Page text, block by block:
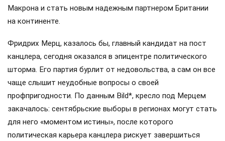
Макрона и стать новым надежным партнером Британии
на континенте.
Фридрих Мерц, казалось бы, главный кандидат на пост
канцлера, сегодня оказался в эпицентре политического
шторма. Его партия бурлит от недовольства, а сам он все
чаще слышит неудобные вопросы о своей
профпригодности. По данным Bild*, кресло под Мерцем
закачалось: сентябрьские выборы в регионах могут стать
для него «моментом истины», после которого
политическая карьера канцлера рискует завершиться